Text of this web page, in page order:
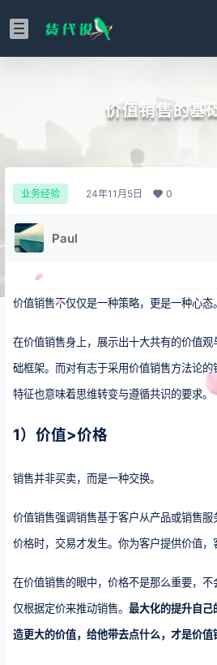
价值销售的基
业务经验 24年11月5日 0
Paul
价值销售不仅仅是一种策略，更是一种心态。
在价值销售身上，展示出十大共有的价值
础框架。而对有志于采用价值销售方法论
特征也意味着思维转变与遵循共识的要求。
1）价值>价格
销售并非买卖，而是一种交换。
价值销售强调销售基于客户从产品或销售
价格时，交易才发生。你为客户提供价值，
在价值销售的眼中，价格不是那么重要，
仅根据定价来推动销售。 最大化的提升自己
造更大的价值，给他带去点什么，才是价值